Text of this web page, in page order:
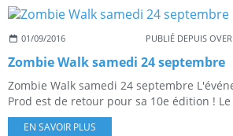
01/09/2016 PUBLIÉ DEPUIS
Zombie Walk samedi 24 septembre
Zombie Walk samedi 24 septembre
Prod est de retour pour sa 10e édition !
EN SAVOIR PLUS